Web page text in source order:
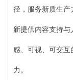
径，服务新质生产
新提供内容支持
感、可视、可交
力。